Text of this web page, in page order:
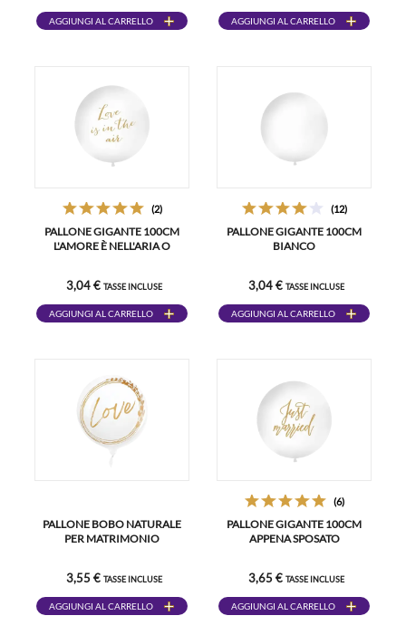
AGGIUNGI AL CARRELLO AGGIUNGI AL CARRELLO
(2)
PALLONE GIGANTE 100CM
L'AMORE È NELL'ARIA O
3,04 € TASSE INCLUSE
AGGIUNGI AL CARRELLO
(12)
PALLONE GIGANTE 100CM
BIANCO
3,04 € TASSE INCLUSE
AGGIUNGI AL CARRELLO
PALLONE BOBO NATURALE
PER MATRIMONIO
3,55 € TASSE INCLUSE
AGGIUNGI AL CARRELLO
(6)
PALLONE GIGANTE 100CM
APPENA SPOSATO
3,65 € TASSE INCLUSE
AGGIUNGI AL CARRELLO